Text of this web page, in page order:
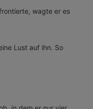
wagte er es
Lust auf ihn. So